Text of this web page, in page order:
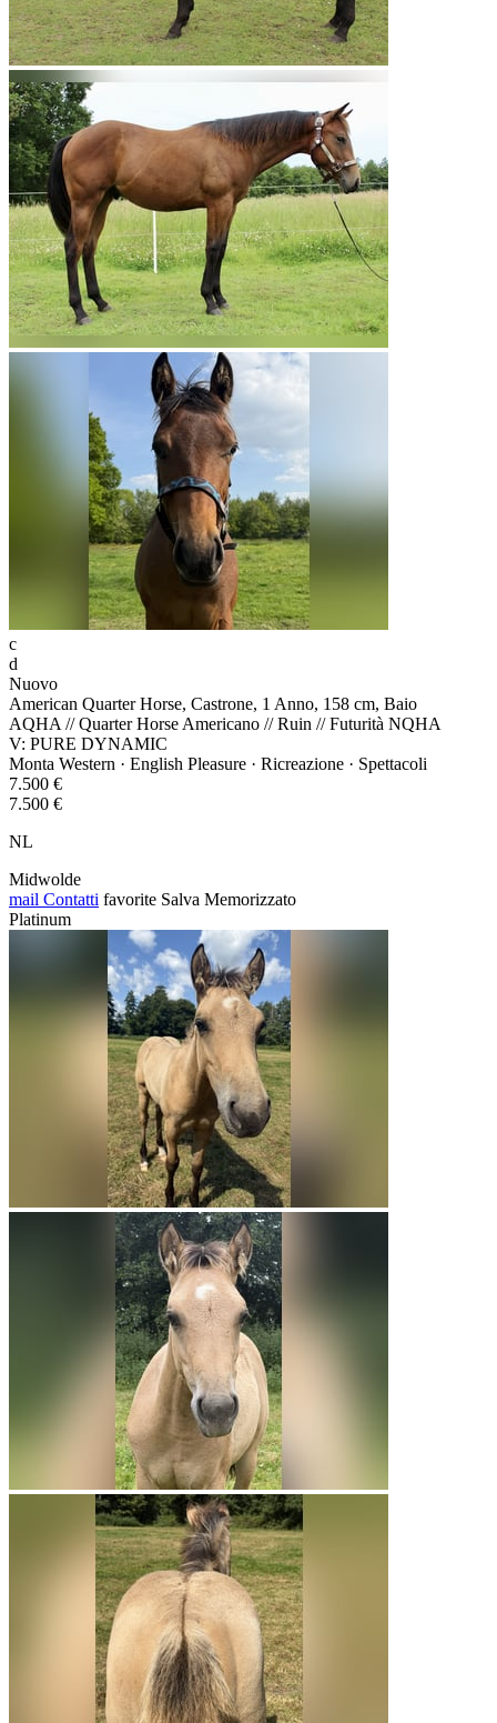
c
d
Nuovo
American Quarter Horse, Castrone, 1 Anno, 158 cm, Baio
AQHA // Quarter Horse Americano // Ruin // Futurità NQHA
V: PURE DYNAMIC
Monta Western · English Pleasure · Ricreazione · Spettacoli
7.500 €
7.500 €
NL
Midwolde
mail Contatti favorite Salva Memorizzato
Platinum